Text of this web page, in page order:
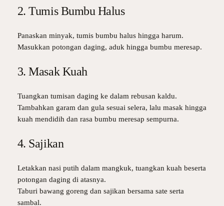
2. Tumis Bumbu Halus
Panaskan minyak, tumis bumbu halus hingga harum.
Masukkan potongan daging, aduk hingga bumbu meresap.
3. Masak Kuah
Tuangkan tumisan daging ke dalam rebusan kaldu.
Tambahkan garam dan gula sesuai selera, lalu masak hingga
kuah mendidih dan rasa bumbu meresap sempurna.
4. Sajikan
Letakkan nasi putih dalam mangkuk, tuangkan kuah beserta
potongan daging di atasnya.
Taburi bawang goreng dan sajikan bersama sate serta
sambal.